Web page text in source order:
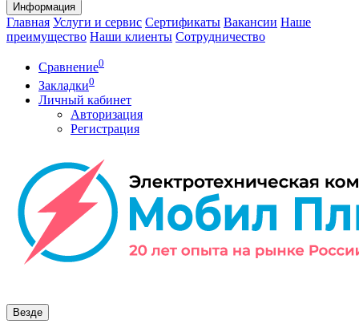
Информация
Главная Услуги и сервис Сертификаты Вакансии Наше
преимущество Наши клиенты Сотрудничество
Сравнение0
Закладки0
Личный кабинет
Авторизация
Регистрация
Везде